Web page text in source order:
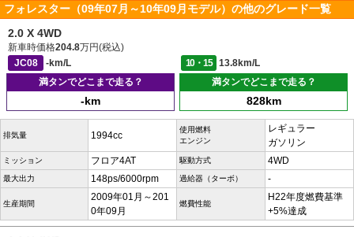
フォレスター（09年07月～10年09月モデル）の他のグレード一覧
2.0 X 4WD
新車時価格204.8万円(税込)
JC08
-km/L 10・15
13.8km/L
満タンでどこまで走る？
-km
満タンでどこまで走る？
828km
排気量 1994cc
使用燃料
エンジン
レギュラー
ガソリン
ミッション フロア4AT 駆動方式 4WD
最大出力 148ps/6000rpm 過給器（ターボ） -
生産期間
2009年01月～201
0年09月
燃費性能
H22年度燃費基準
+5%達成